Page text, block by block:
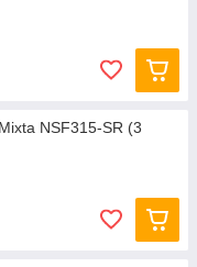
NSF315-SR (3